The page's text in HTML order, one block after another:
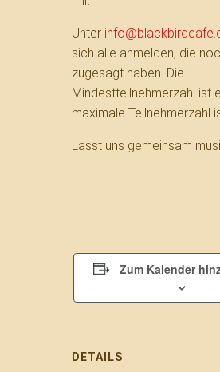
Unter
sich alle anmelden, die
zugesagt haben. Die
Mindestteilnehmerzahl ist
maximale Teilnehmerzahl
Lasst uns gemeinsam
Zum Kalender
DETAILS